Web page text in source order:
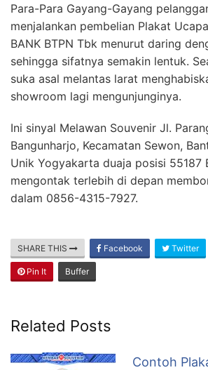
Para-Para Gayang-Gayang
menjalankan pembelian Plakat
BANK BTPN Tbk menurut daring
sehingga sifatnya semakin lentuk.
suka asal melantas larat
showroom lagi mengunjunginya.
Ini sinyal Melawan Souvenir Jl.
Bangunharjo, Kecamatan Sewon,
Unik Yogyakarta duaja posisi 55187
mengontak terlebih di depan
dalam 0856-4315-7927.
SHARE THIS Facebook Twitter
Pin It Buffer
Related Posts
Contoh